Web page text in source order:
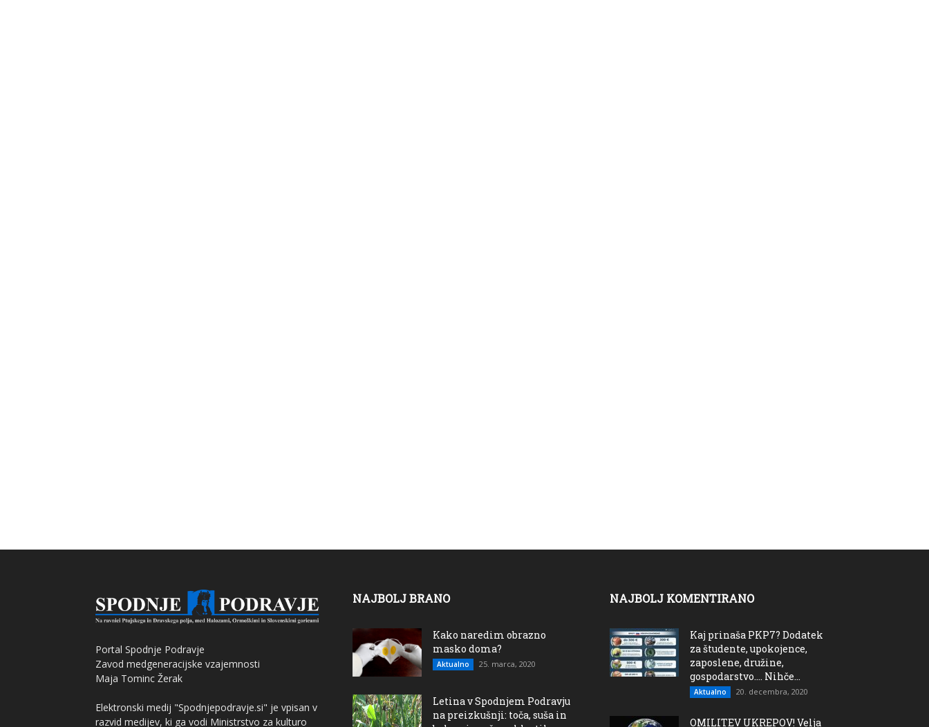
Portal Spodnje Podravje
Zavod medgeneracijske vzajemnosti
Maja Tominc Žerak
Elektronski medij "Spodnjepodravje.si" je vpisan v
razvid medijev, ki ga vodi Ministrstvo za kulturo
NAJBOLJ BRANO
Kako naredim obrazno
masko doma?
Aktualno 25. marca, 2020
Letina v Spodnjem Podravju
na preizkušnji: toča, suša in
NAJBOLJ KOMENTIRANO
Kaj prinaša PKP7? Dodatek
za študente, upokojence,
zaposlene, družine,
gospodarstvo…. Nihče...
Aktualno 20. decembra, 2020
OMILITEV UKREPOV! Velja